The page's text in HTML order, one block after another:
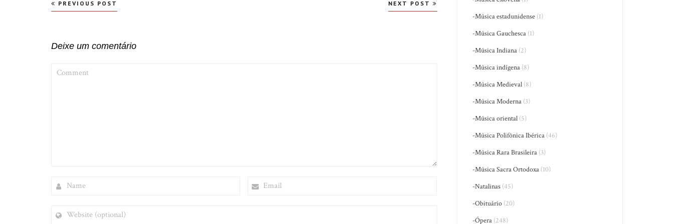
Navegação
PREVIOUS POST NEXT POST
Deixe um comentário
(OPTIONAL)
-Música estadunidense (1)
-Música Gauchesca (1)
-Música Indiana (2)
-Música indígena (8)
-Música Medieval (8)
-Música Moderna (3)
-Música oriental (5)
-Música Polifônica Ibérica (46)
-Música Rara Brasileira (3)
-Música Sacra Ortodoxa (10)
-Natalinas (45)
-Obituário (20)
-Ópera (248)